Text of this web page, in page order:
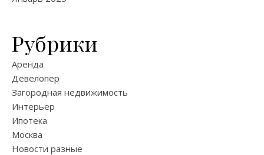
Рубрики
Аренда
Девелопер
Загородная недвижимость
Интерьер
Ипотека
Москва
Новости разные